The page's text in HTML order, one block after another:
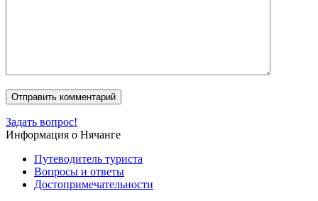
Задать вопрос!
Информация о Нячанге
Путеводитель туриста
Вопросы и ответы
Достопримечательности